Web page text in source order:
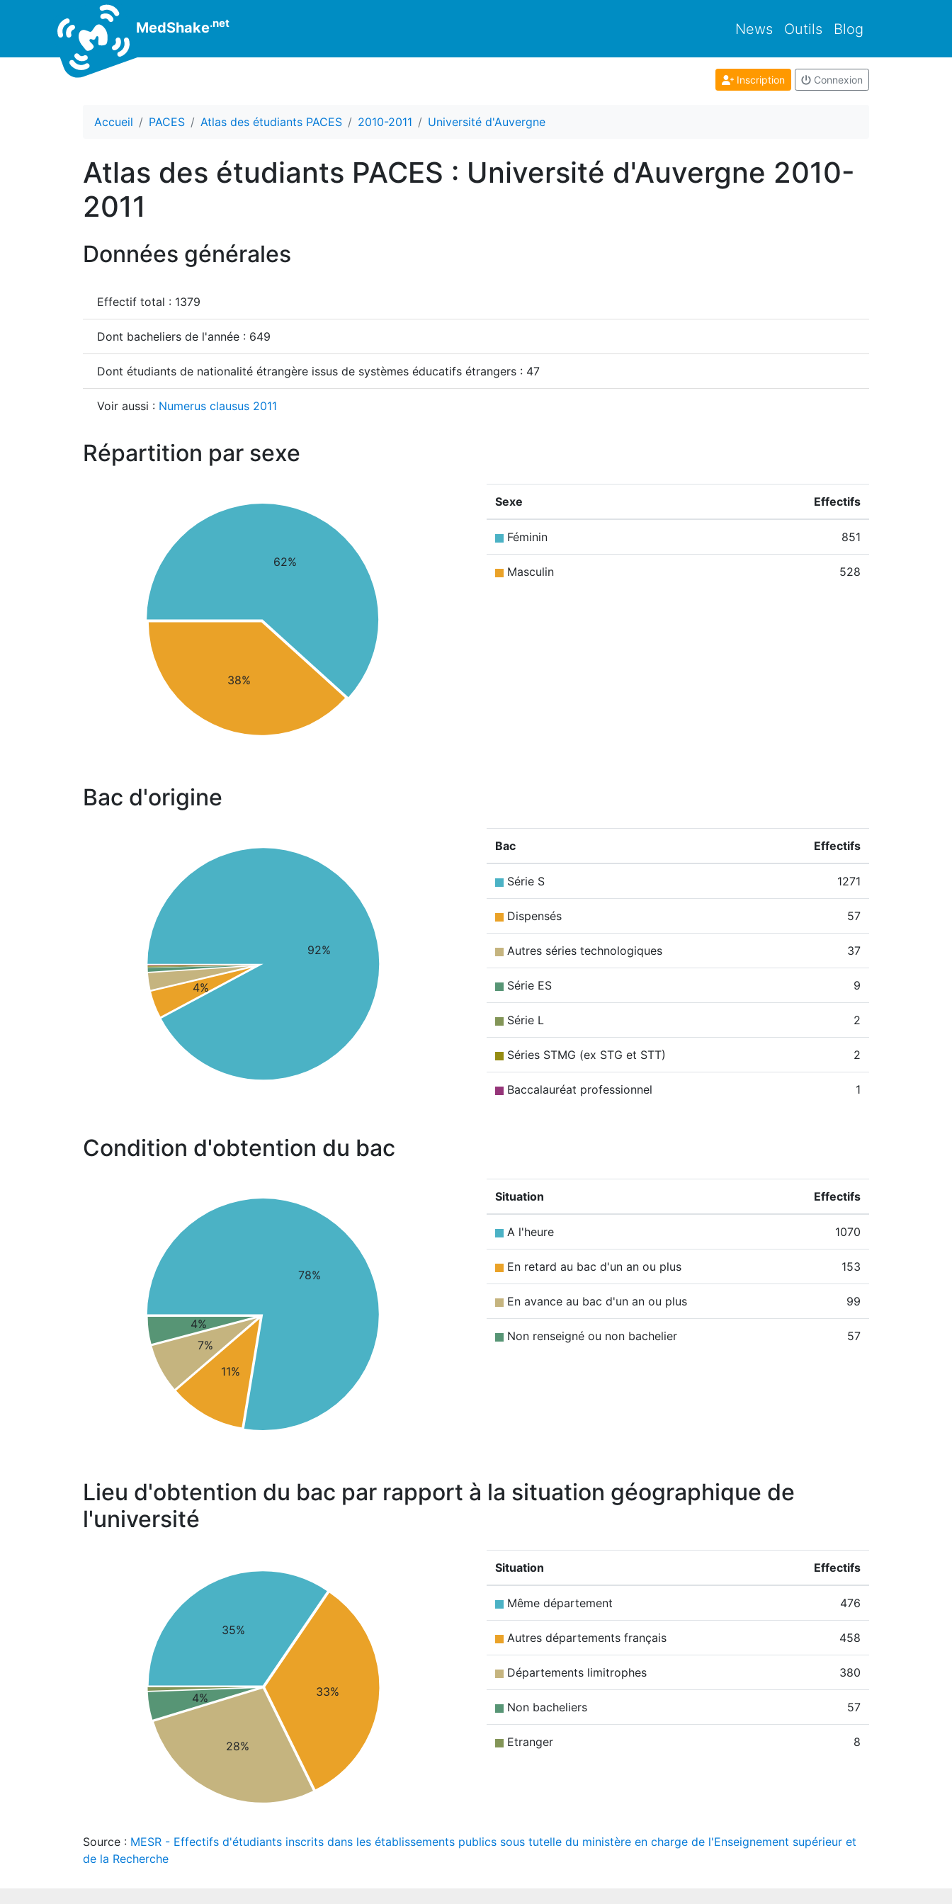
MedShake.net News Outils Blog
Inscription Connexion
Accueil PACES Atlas des étudiants PACES 2010-2011 Université d'Auvergne
Atlas des étudiants PACES : Université d'Auvergne 2010-
2011
Données générales
Effectif total : 1379
Dont bacheliers de l'année : 649
Dont étudiants de nationalité étrangère issus de systèmes éducatifs étrangers : 47
Voir aussi : Numerus clausus 2011
Répartition par sexe
62%
38%
Sexe Effectifs
Féminin 851
Masculin 528
Bac d'origine
92%
4%
Bac Effectifs
Série S 1271
Dispensés 57
Autres séries technologiques 37
Série ES 9
Série L 2
Séries STMG (ex STG et STT) 2
Baccalauréat professionnel 1
Condition d'obtention du bac
78%
11%
7%
4%
Situation Effectifs
A l'heure 1070
En retard au bac d'un an ou plus 153
En avance au bac d'un an ou plus 99
Non renseigné ou non bachelier 57
Lieu d'obtention du bac par rapport à la situation géographique de
l'université
35%
33%
28%
4%
Situation Effectifs
Même département 476
Autres départements français 458
Départements limitrophes 380
Non bacheliers 57
Etranger 8
Source : MESR - Effectifs d'étudiants inscrits dans les établissements publics sous tutelle du ministère en charge de l'Enseignement supérieur et
de la Recherche